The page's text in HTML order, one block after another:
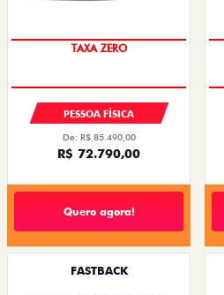
PREÇO IMPERDÍVEL
PESSOA FÍSICA
De: R$ 85.490,00
R$ 72.790,00
Quero agora!
FASTBACK